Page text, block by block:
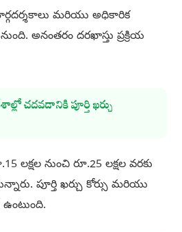
మరియు అధికారిక
అనంతరం దరఖాస్తు ప్రక్రియ
చదవడానికి పూర్తి ఖర్చు
లక్షల నుంచి రూ.25 లక్షల వరకు
పూర్తి ఖర్చు కోర్సు మరియు